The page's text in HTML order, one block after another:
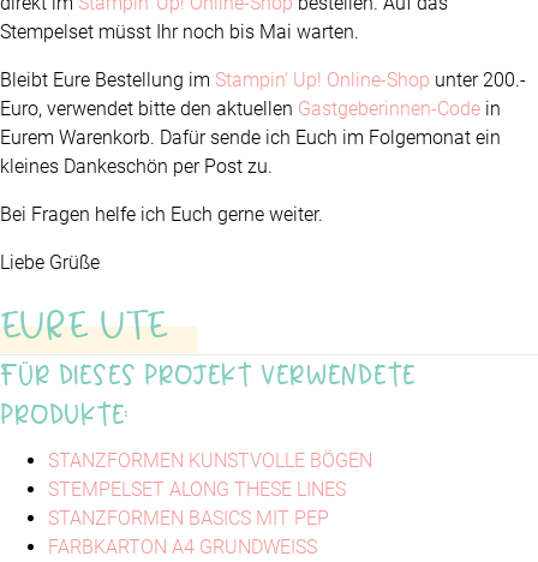
Stempelset müsst Ihr noch bis Mai warten.
Bleibt Eure Bestellung im Stampin‘ Up! Online-Shop unter 200.-
Euro, verwendet bitte den aktuellen Gastgeberinnen-Code in
Eurem Warenkorb. Dafür sende ich Euch im Folgemonat ein
kleines Dankeschön per Post zu.
Bei Fragen helfe ich Euch gerne weiter.
Liebe Grüße
EURE UTE
Für dieses Projekt verwendete
Produkte:
STANZFORMEN KUNSTVOLLE BÖGEN
STEMPELSET ALONG THESE LINES
STANZFORMEN BASICS MIT PEP
FARBKARTON A4 GRUNDWEISS